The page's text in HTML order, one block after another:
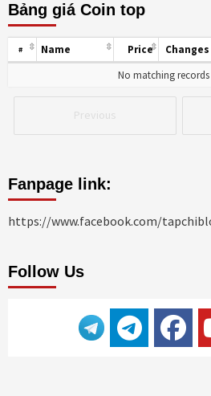
Bảng giá Coin top
Previous
# Name Price Changes
No matching
Fanpage link:
https://www.facebook.com/
Follow Us